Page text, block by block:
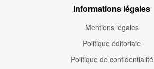
Informations légales
Mentions légales
Politique éditoriale
Politique de confidentialité